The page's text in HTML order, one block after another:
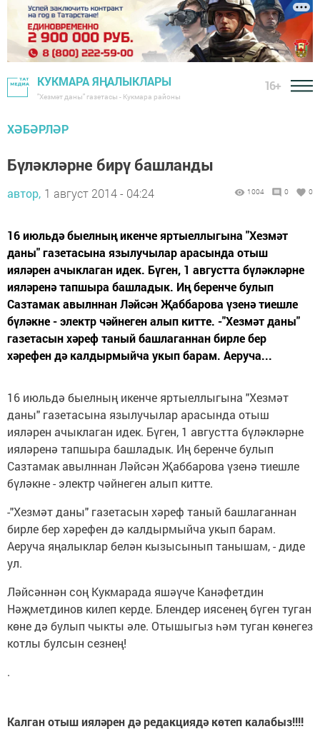
КУКМАРА ЯҢАЛЫКЛАРЫ
"Хезмәт даны" газетасы - Кукмара районы
16+
ХӘБӘРЛӘР
Бүләкләрне бирү башланды
автор, 1 август 2014 - 04:24 1004 0 0
16 июльдә быелның икенче яртыеллыгына "Хезмәт
даны" газетасына язылучылар арасында отыш
ияләрен ачыклаган идек. Бүген, 1 августта бүләкләрне
ияләренә тапшыра башладык. Иң беренче булып
Сазтамак авылннан Ләйсән Җаббарова үзенә тиешле
бүләкне - электр чәйнеген алып китте. -"Хезмәт даны"
газетасын хәреф таный башлаганнан бирле бер
хәрефен дә калдырмыйча укып барам. Аеруча...
16 июльдә быелның икенче яртыеллыгына "Хезмәт
даны" газетасына язылучылар арасында отыш
ияләрен ачыклаган идек. Бүген, 1 августта бүләкләрне
ияләренә тапшыра башладык. Иң беренче булып
Сазтамак авылннан Ләйсән Җаббарова үзенә тиешле
бүләкне - электр чәйнеген алып китте.
-"Хезмәт даны" газетасын хәреф таный башлаганнан
бирле бер хәрефен дә калдырмыйча укып барам.
Аеруча яңалыклар белән кызысынып танышам, - диде
ул.
Ләйсәннән соң Кукмарада яшәүче Канәфетдин
Нәҗметдинов килеп керде. Блендер иясенең бүген туган
көне дә булып чыкты әле. Отышыгыз һәм туган көнегез
котлы булсын сезнең!
.
Калган отыш ияләрен дә редакциядә көтеп калабыз!!!!